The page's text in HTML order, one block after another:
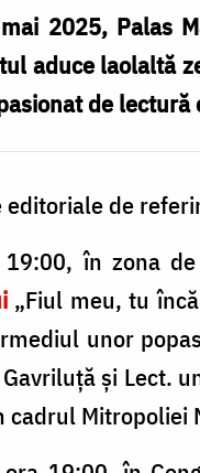
2025, Palas
aduce laolaltă
de lectură
de
în zona
„Fiul meu, tu
unor
și Lect.
Mitropoliei